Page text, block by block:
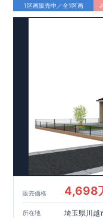
え、清潔感を保つ事
1区画販売中／全1区画
販売価格 4,698
所在地 埼玉県川越